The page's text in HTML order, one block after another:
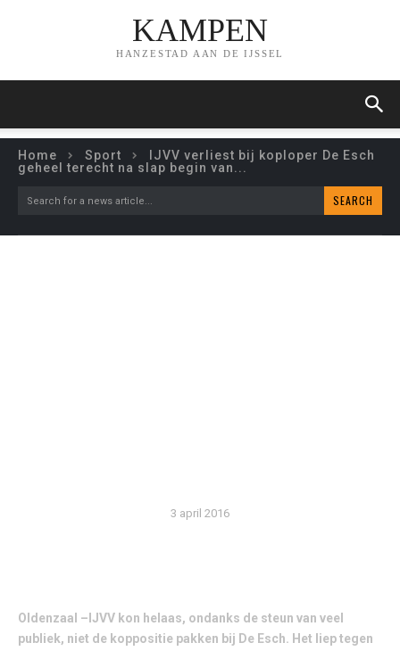
KAMPEN
HANZESTAD AAN DE IJSSEL
Home Sport
IJVV verliest bij koploper De Esch
geheel terecht na slap begin van...
Search for a news article... SEARCH
3 april 2016
Oldenzaal –IJVV kon helaas, ondanks de steun van veel
publiek, niet de koppositie pakken bij De Esch. Het liep tegen